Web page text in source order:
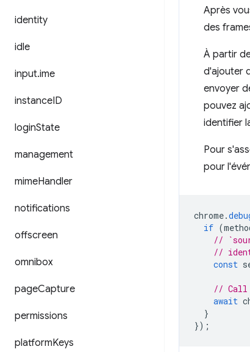
identity
idle
input.ime
instanceID
loginState
management
mimeHandler
notifications
offscreen
omnibox
pageCapture
permissions
platformKeys
Après
des
À partir
d'ajouter
envoyer
pouvez
identifier
Pour
pour
chrome.
if (
//
//
const
// Call
await
}
});